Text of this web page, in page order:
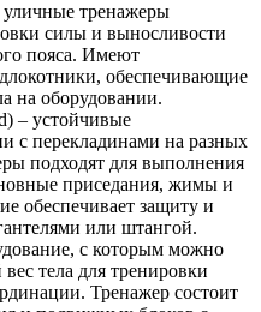
тренажеры
силы и выносливости
пояса. Имеют
обеспечивающие
на оборудовании.
– устойчивые
с перекладинами на разных
подходят для выполнения
приседания, жимы и
обеспечивает защиту и
или штангой.
с которым можно
тела для тренировки
Тренажер состоит